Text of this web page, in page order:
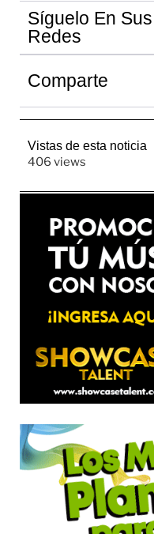
Síguelo En Sus
Redes
Comparte
Vistas de esta noticia
406 views